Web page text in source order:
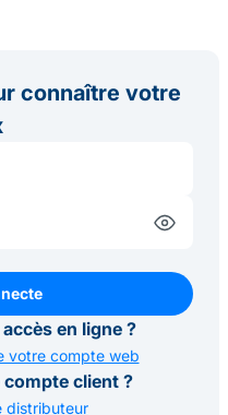
connaître votre
en ligne ?
votre compte web
client ?
distributeur